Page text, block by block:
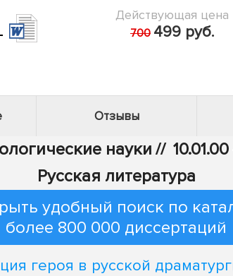
Действующая цена
700 499 руб.
Отзывы
науки //
Русская литература
удобный поиск по
более 800 000 диссертаций
героя в русской